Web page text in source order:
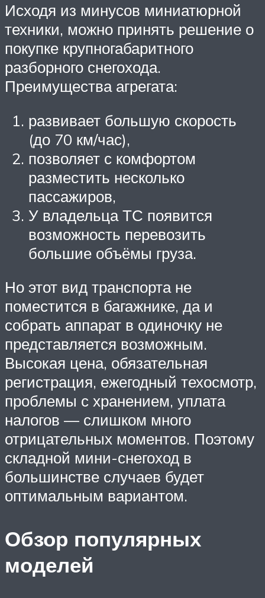
Исходя из минусов миниатюрной
техники, можно принять решение о
покупке крупногабаритного
разборного снегохода.
Преимущества агрегата:
развивает большую скорость
(до 70 км/час),
позволяет с комфортом
разместить несколько
пассажиров,
У владельца ТС появится
возможность перевозить
большие объёмы груза.
Но этот вид транспорта не
поместится в багажнике, да и
собрать аппарат в одиночку не
представляется возможным.
Высокая цена, обязательная
регистрация, ежегодный техосмотр,
проблемы с хранением, уплата
налогов — слишком много
отрицательных моментов. Поэтому
складной мини-снегоход в
большинстве случаев будет
оптимальным вариантом.
Обзор популярных
моделей